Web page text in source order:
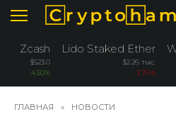
Перейти
содержанию
Zcash
$523.0
4.50%
Lido Staked Ether
$2.26 тыс.
-3.76%
ГЛАВНАЯ » НОВОСТИ